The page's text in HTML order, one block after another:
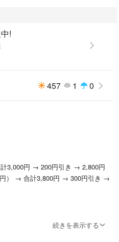
!
457 1 0
3,000円 → 200円引き → 2,800円
円） → 合計3,800円 → 300円引き →
続きを表示する